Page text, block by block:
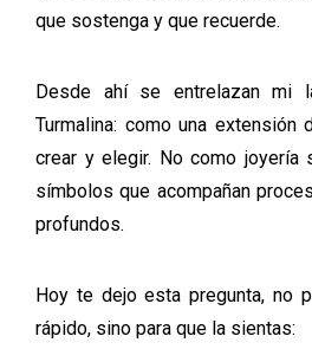
que sostenga y que recuerde.
Desde ahí se entrelazan mi
Turmalina: como una extensión
crear y elegir. No como joyería
símbolos que acompañan
profundos.
Hoy te dejo esta pregunta, no
rápido, sino para que la sientas: